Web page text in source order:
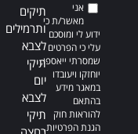
אני
מאשר/ת כי
ידוע לי ומוסכם
עלי כי הפרטים
שמסרתי ייאספו,
יוחזקו ויעובדו
במאגר מידע
בהתאם
להוראות חוק
הגנת הפרטיות,
תיקים
ותרמילים
לצבא
תיקי
יום
לצבא
תיקי